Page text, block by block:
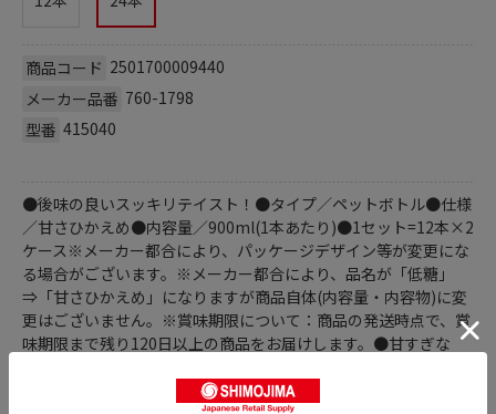
商品コード 2501700009440
メーカー品番 760-1798
型番 415040
●後味の良いスッキリテイスト！●タイプ／ペットボトル●仕様
／甘さひかえめ●内容量／900ml(1本あたり)●1セット=12本×2
ケース※メーカー都合により、パッケージデザイン等が変更にな
る場合がございます。※メーカー都合により、品名が「低糖」
⇒「甘さひかえめ」になりますが商品自体(内容量・内容物)に変
更はございません。※賞味期限について：商品の発送時点で、賞
味期限まで残り120日以上の商品をお届けします。●甘すぎな
カロリーオフ。●すっきりとした後味なのでゴクゴク飲めます。